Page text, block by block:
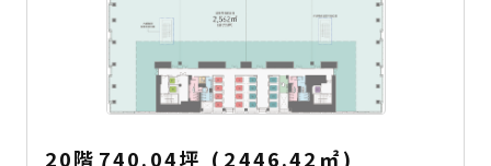
20階 740.04坪 ( 2446.42 ㎡)